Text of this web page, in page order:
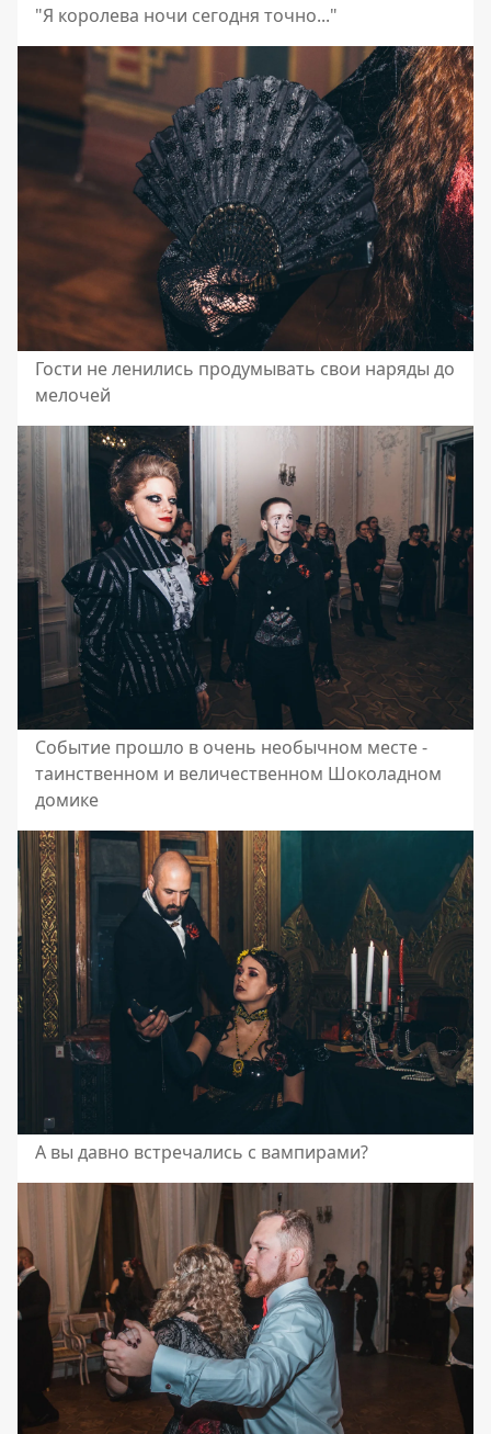
"Я королева ночи сегодня точно..."
Гости не ленились продумывать свои наряды до
мелочей
Событие прошло в очень необычном месте -
таинственном и величественном Шоколадном
домике
А вы давно встречались с вампирами?